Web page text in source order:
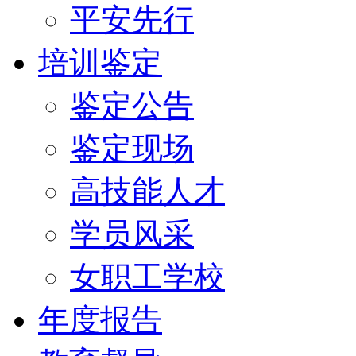
平安先行
培训鉴定
鉴定公告
鉴定现场
高技能人才
学员风采
女职工学校
年度报告